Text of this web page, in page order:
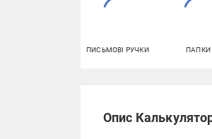
ПИСЬМОВІ РУЧКИ ПАПКИ
Опис